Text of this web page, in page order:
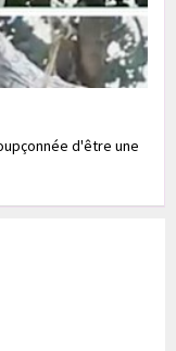
d'être une